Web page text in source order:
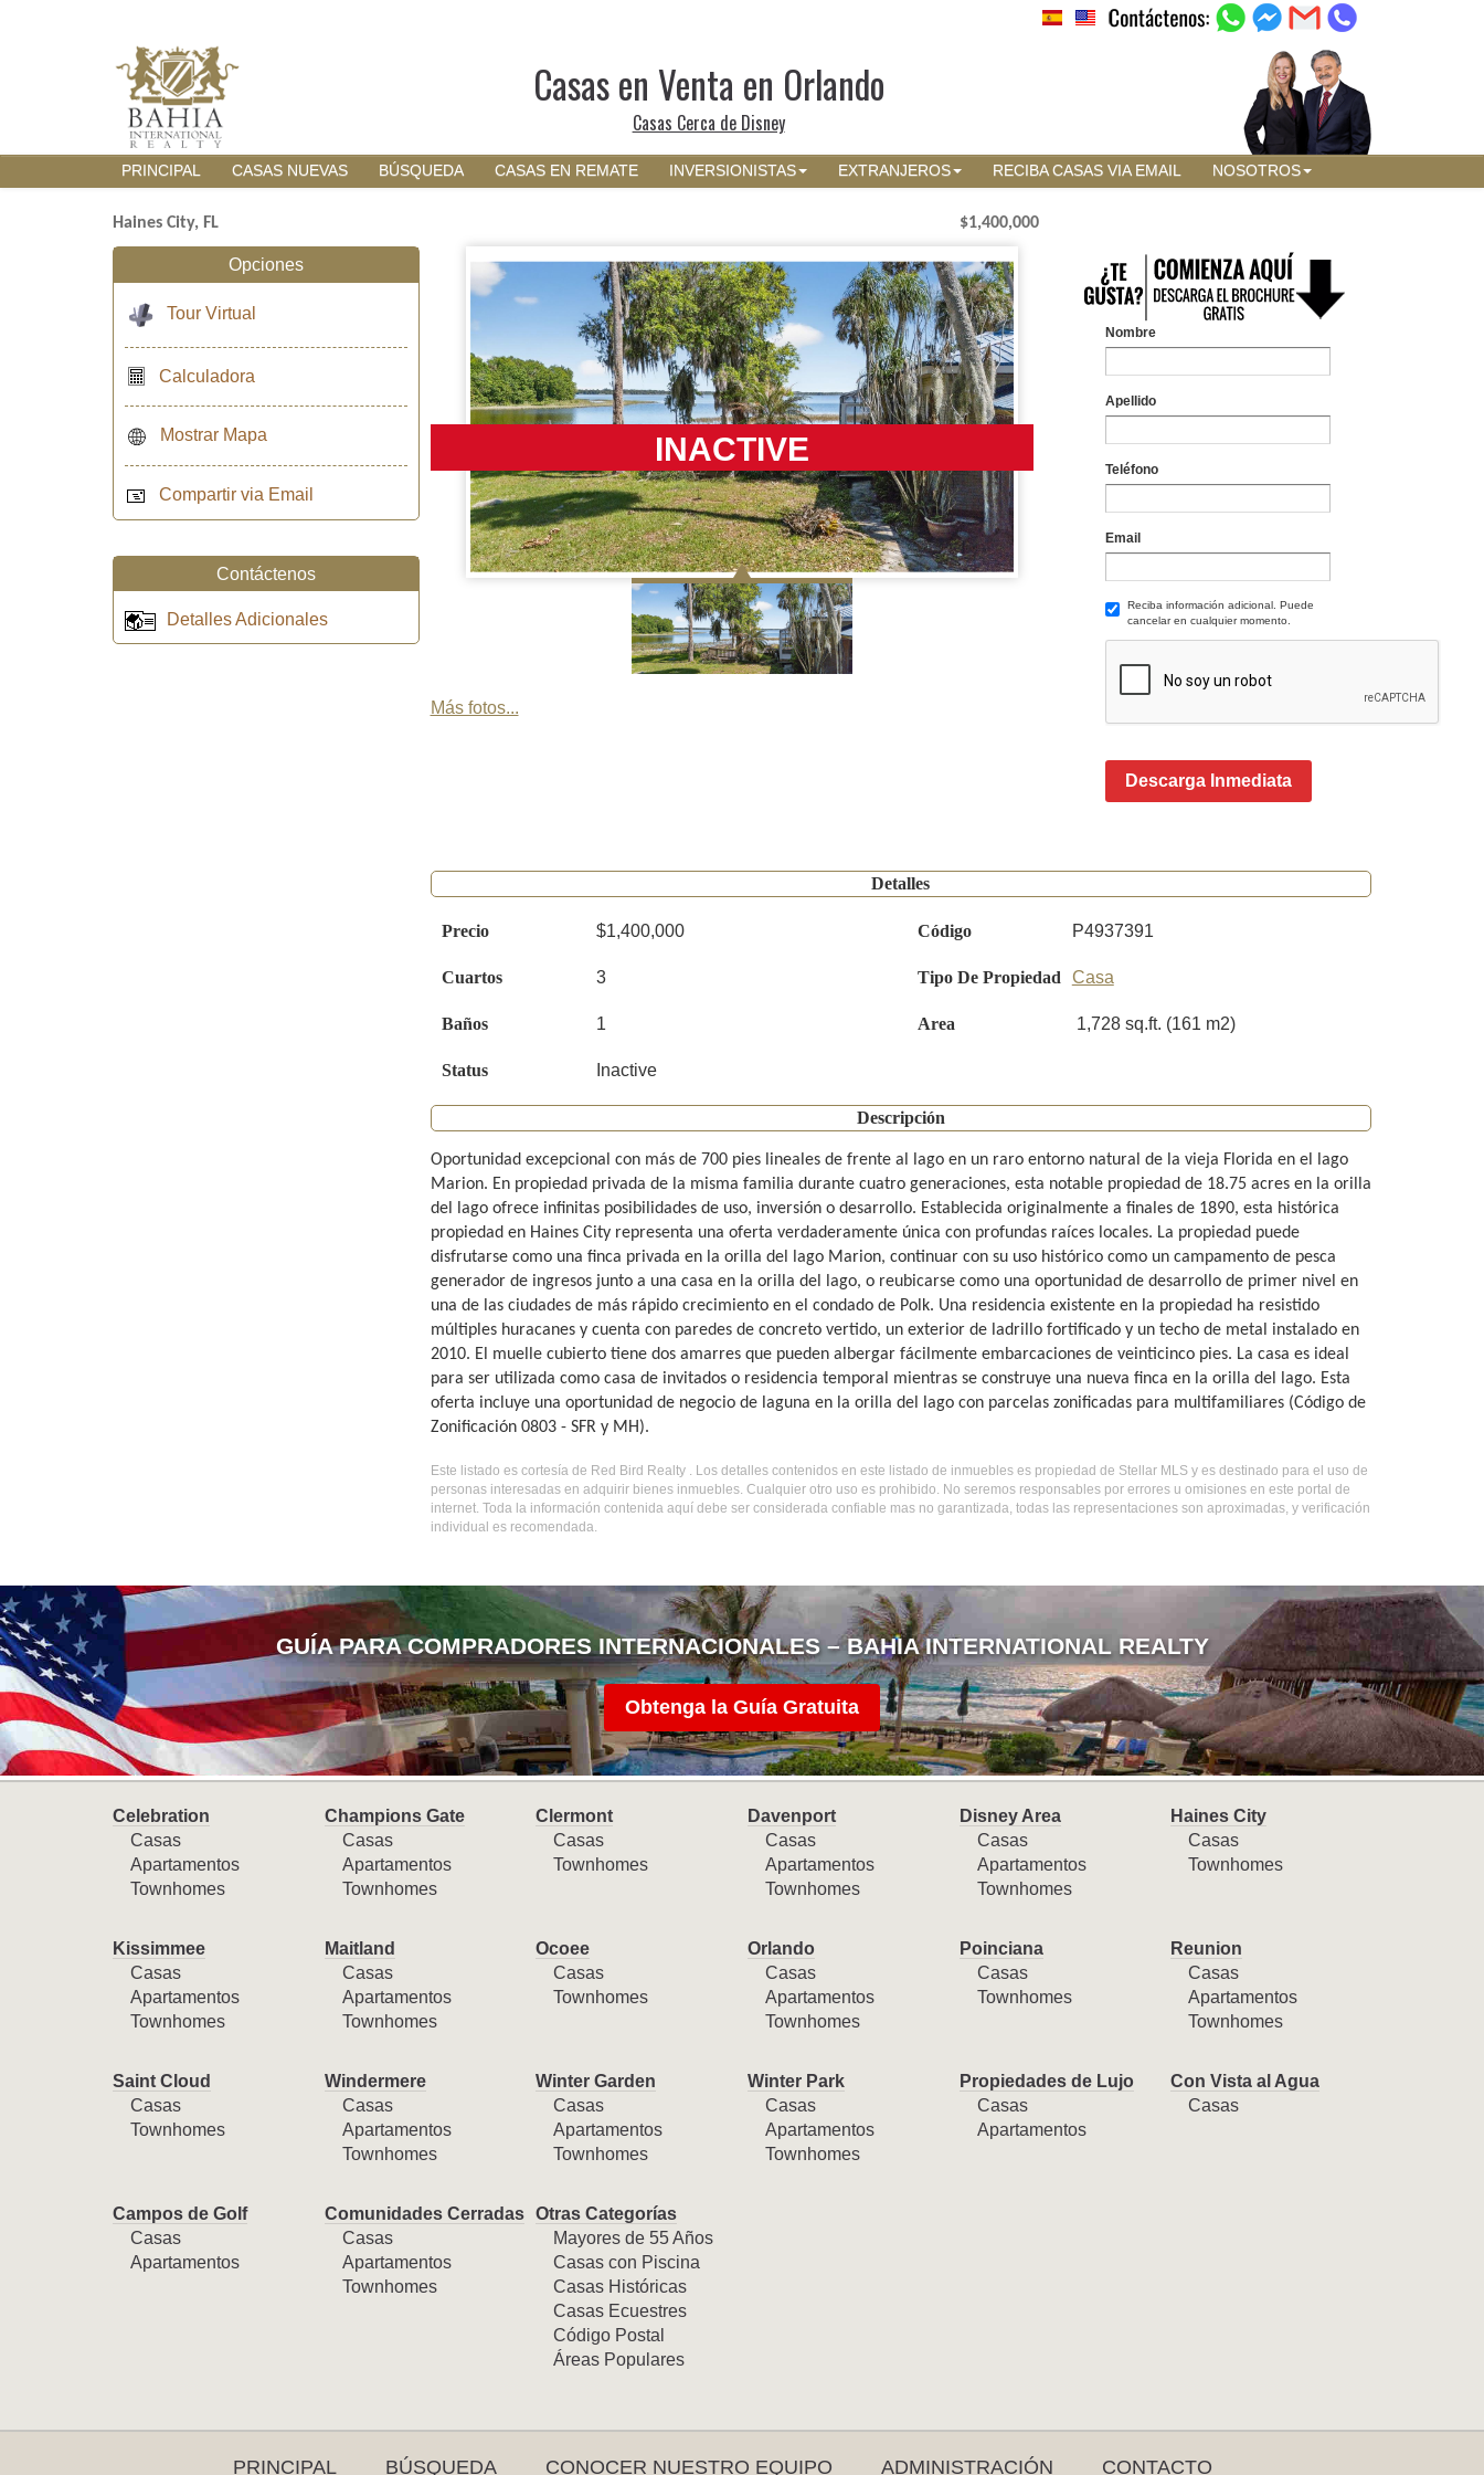
Casas en Venta en Orlando
Casas Cerca de Disney
PRINCIPAL CASAS NUEVAS BÚSQUEDA CASAS EN REMATE INVERSIONISTAS EXTRANJEROS RECIBA CASAS VIA EMAIL NOSOTROS
Haines City, FL $1,400,000
INACTIVE
Más fotos...
Nombre
Apellido
Teléfono
Email
Reciba información adicional. Puede
cancelar en cualquier momento.
Descarga Inmediata
Detalles
Precio $1,400,000 Código P4937391
Cuartos 3 Tipo De Propiedad Casa
Baños 1 Area 1,728 sq.ft. (161 m2)
Status Inactive
Descripción
Oportunidad excepcional con más de 700 pies lineales de frente al lago en un raro entorno natural de la vieja Florida en el lago
Marion. En propiedad privada de la misma familia durante cuatro generaciones, esta notable propiedad de 18.75 acres en la orilla
del lago ofrece infinitas posibilidades de uso, inversión o desarrollo. Establecida originalmente a finales de 1890, esta histórica
propiedad en Haines City representa una oferta verdaderamente única con profundas raíces locales. La propiedad puede
disfrutarse como una finca privada en la orilla del lago Marion, continuar con su uso histórico como un campamento de pesca
generador de ingresos junto a una casa en la orilla del lago, o reubicarse como una oportunidad de desarrollo de primer nivel en
una de las ciudades de más rápido crecimiento en el condado de Polk. Una residencia existente en la propiedad ha resistido
múltiples huracanes y cuenta con paredes de concreto vertido, un exterior de ladrillo fortificado y un techo de metal instalado en
2010. El muelle cubierto tiene dos amarres que pueden albergar fácilmente embarcaciones de veinticinco pies. La casa es ideal
para ser utilizada como casa de invitados o residencia temporal mientras se construye una nueva finca en la orilla del lago. Esta
oferta incluye una oportunidad de negocio de laguna en la orilla del lago con parcelas zonificadas para multifamiliares (Código de
Zonificación 0803 - SFR y MH).
Este listado es cortesía de Red Bird Realty . Los detalles contenidos en este listado de inmuebles es propiedad de Stellar MLS y es destinado para el uso de
personas interesadas en adquirir bienes inmuebles. Cualquier otro uso es prohibido. No seremos responsables por errores u omisiones en este portal de
internet. Toda la información contenida aquí debe ser considerada confiable mas no garantizada, todas las representaciones son aproximadas, y verificación
individual es recomendada.
Opciones
Tour Virtual
Calculadora
Mostrar Mapa
Compartir via Email
Contáctenos
Detalles Adicionales
GUÍA PARA COMPRADORES INTERNACIONALES – BAHIA INTERNATIONAL REALTY
Obtenga la Guía Gratuita
Celebration
Casas
Apartamentos
Townhomes
Champions Gate
Casas
Apartamentos
Townhomes
Clermont
Casas
Townhomes
Davenport
Casas
Apartamentos
Townhomes
Disney Area
Casas
Apartamentos
Townhomes
Haines City
Casas
Townhomes
Kissimmee
Casas
Apartamentos
Townhomes
Maitland
Casas
Apartamentos
Townhomes
Ocoee
Casas
Townhomes
Orlando
Casas
Apartamentos
Townhomes
Poinciana
Casas
Townhomes
Reunion
Casas
Apartamentos
Townhomes
Saint Cloud
Casas
Townhomes
Windermere
Casas
Apartamentos
Townhomes
Winter Garden
Casas
Apartamentos
Townhomes
Winter Park
Casas
Apartamentos
Townhomes
Propiedades de Lujo
Casas
Apartamentos
Con Vista al Agua
Casas
Campos de Golf
Casas
Apartamentos
Comunidades Cerradas
Casas
Apartamentos
Townhomes
Otras Categorías
Mayores de 55 Años
Casas con Piscina
Casas Históricas
Casas Ecuestres
Código Postal
Áreas Populares
PRINCIPAL BÚSQUEDA CONOCER NUESTRO EQUIPO ADMINISTRACIÓN CONTACTO